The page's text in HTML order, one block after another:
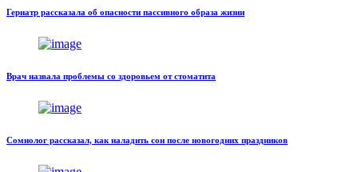
Гериатр рассказала об опасности пассивного образа жизни
Врач назвала проблемы со здоровьем от стоматита
Сомнолог рассказал, как наладить сон после новогодних праздников